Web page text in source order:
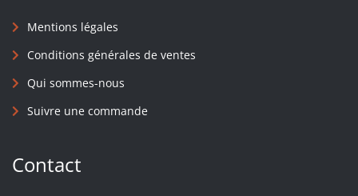
Mentions légales
Conditions générales de ventes
Qui sommes-nous
Suivre une commande
Contact